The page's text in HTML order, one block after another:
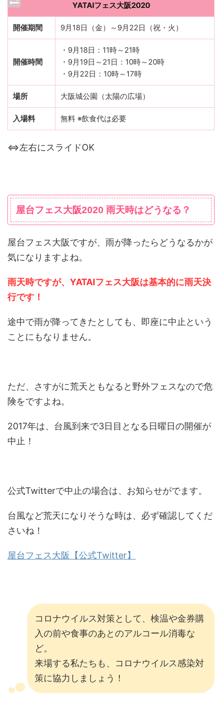
YATAIフェス大阪2020
開催期間 9月18日（金）～9月22日（祝・火）
開催時間
・9月18日：11時～21時
・9月19日～21日：10時～20時
・9月22日：10時～17時
場所 大阪城公園（太陽の広場）
入場料 無料 ※飲食代は必要
⇔左右にスライドOK
屋台フェス大阪2020 雨天時はどうなる？
屋台フェス大阪ですが、雨が降ったらどうなるかが
気になりますよね。
雨天時ですが、YATAIフェス大阪は基本的に雨天決
行です！
途中で雨が降ってきたとしても、即座に中止という
ことにもなりません。
ただ、さすがに荒天ともなると野外フェスなので危
険をですよね。
2017年は、台風到来で3日目となる日曜日の開催が
中止！
公式Twitterで中止の場合は、お知らせがでます。
台風など荒天になりそうな時は、必ず確認してくだ
さいね！
屋台フェス大阪【公式Twitter】
コロナウイルス対策として、検温や金券購
入の前や食事のあとのアルコール消毒な
ど。
来場する私たちも、コロナウイルス感染対
策に協力しましょう！